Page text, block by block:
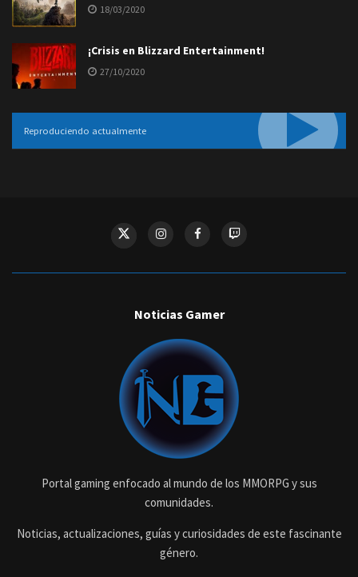
18/03/2020
¡Crisis en Blizzard Entertainment!
27/10/2020
Reproduciendo actualmente
Noticias Gamer
Portal gaming enfocado al mundo de los MMORPG y sus
comunidades.
Noticias, actualizaciones, guías y curiosidades de este fascinante
género.